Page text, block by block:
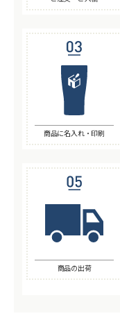
商品に名入れ・印刷
商品の出荷